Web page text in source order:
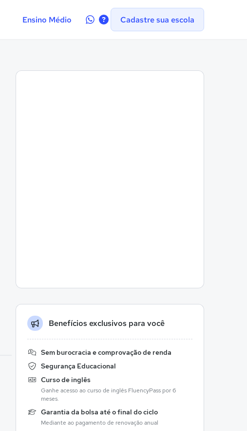
Ensino Médio
Contate-Cadastre sua escola
Benefícios exclusivos para você
Sem burocracia e comprovação de renda
Segurança Educacional
Curso de inglês
Ganhe acesso ao curso de inglês FluencyPass por 6
meses.
Garantia da bolsa até o final do ciclo
Mediante ao pagamento de renovação anual